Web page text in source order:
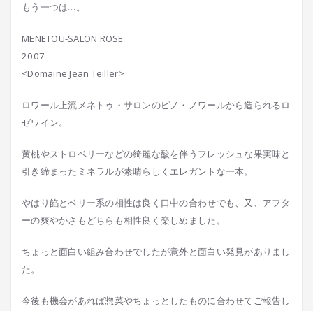
もう一つは…。
MENETOU-SALON ROSE
2007
<Domaine Jean Teiller>
ロワール上流メネトゥ・サロンのピノ・ノワールから造られるロ
ゼワイン。
黄桃やストロベリーなどの綺麗な酸を伴うフレッシュな果実味と
引き締まったミネラルが素晴らしくエレガントな一本。
やはり餡とベリー系の相性は良く口中の合わせでも、又、アフタ
ーの爽やかさもどちらも相性良く楽しめました。
ちょっと面白い組み合わせでしたが意外と面白い発見がありまし
た。
今後も機会があれば惣菜やちょっとしたものに合わせてご報告し